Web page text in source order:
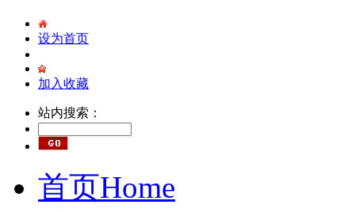
设为首页
加入收藏
站内搜索：
首页Home